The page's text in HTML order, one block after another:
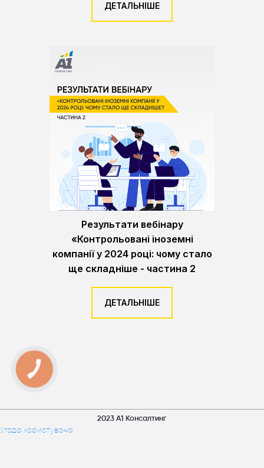
ДЕТАЛЬНІШЕ
Результати вебінару
«Контрольовані іноземні
компанії у 2024 році: чому стало
ще складніше - частина 2
ДЕТАЛЬНІШЕ
2023 А1 Консалтинг
Угода користувача
КНОПКА
ЗВ'ЯЗКУ